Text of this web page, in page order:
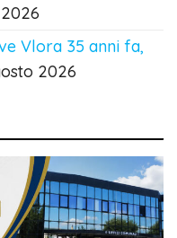
Vlora 35 anni fa,
2026